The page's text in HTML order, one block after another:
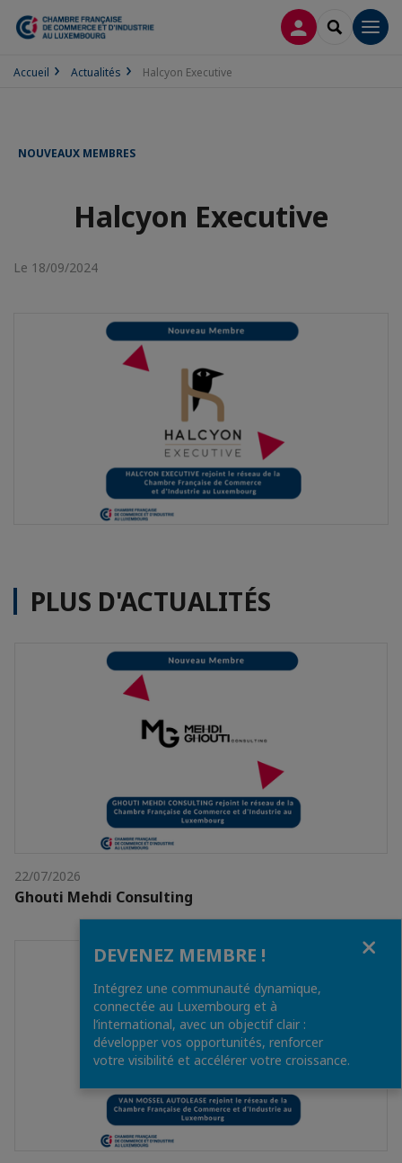
CONNEXION
Accueil Actualités Halcyon Executive
NOUVEAUX MEMBRES
Halcyon Executive
Le 18/09/2024
PLUS D'ACTUALITÉS
22/07/2026
Ghouti Mehdi Consulting
DEVENEZ MEMBRE !
Intégrez une communauté dynamique,
connectée au Luxembourg et à
l’international, avec un objectif clair :
développer vos opportunités, renforcer
votre visibilité et accélérer votre croissance.